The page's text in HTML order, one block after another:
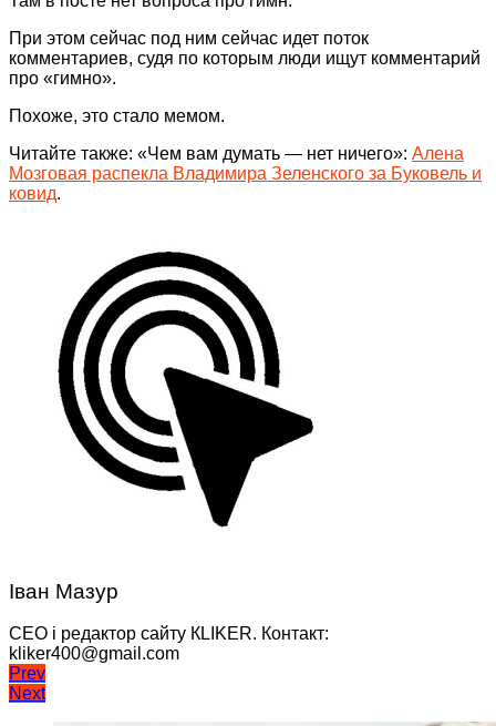
При этом сейчас под ним сейчас идет поток
комментариев, судя по которым люди ищут комментарий
про «гимно».
Похоже, это стало мемом.
Читайте также: «Чем вам думать — нет ничего»: Алена
Мозговая распекла Владимира Зеленского за Буковель и
ковид.
Іван Мазур
CEO і редактор сайту КLIKER. Контакт:
kliker400@gmail.com
Навігація
записів
Prev
Next